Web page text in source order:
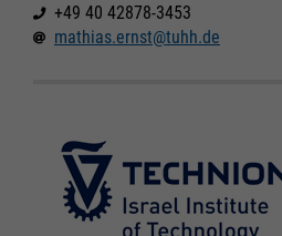
+49 40 42878-3453
mathias.ernst@tuhh.de